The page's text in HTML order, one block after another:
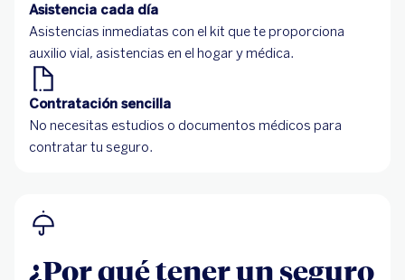
Asistencia cada día
Asistencias inmediatas con el kit que te proporciona
auxilio vial, asistencias en el hogar y médica.
Contratación sencilla
No necesitas estudios o documentos médicos para
contratar tu seguro.
¿Por qué tener un seguro